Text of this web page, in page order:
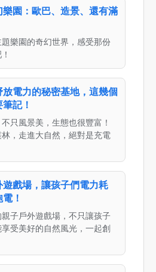
樂園：歐巴、造景、還有滿
樂園的奇幻世界，感受那份
電力的秘密基地，這幾個
記！
只風景美，生態也很豐富！
，走進大自然，絕對是充電
遊戲場，讓孩子們電力耗
！
子戶外遊戲場，不只讓孩子
受美好的自然風光，一起創